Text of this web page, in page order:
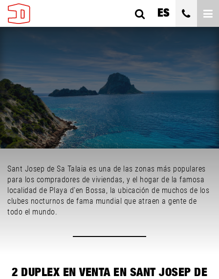
ES
TODAS LAS SUBÁREAS
TODOS LOS TIPOS
DORMITORIOS
CUALQUIER PRECIO
BUSCAR
Sant Josep de Sa Talaia es una de las zonas más populares
para los compradores de viviendas, y el hogar de la famosa
localidad de Playa d'en Bossa, la ubicación de muchos de los
clubes nocturnos de fama mundial que atraen a gente de
todo el mundo.
2 DUPLEX EN VENTA EN SANT JOSEP DE